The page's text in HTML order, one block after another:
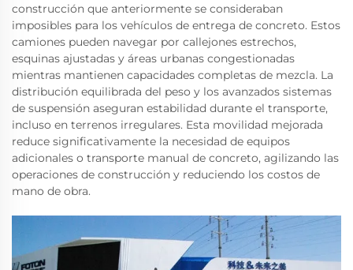
construcción que anteriormente se consideraban
imposibles para los vehículos de entrega de concreto. Estos
camiones pueden navegar por callejones estrechos,
esquinas ajustadas y áreas urbanas congestionadas
mientras mantienen capacidades completas de mezcla. La
distribución equilibrada del peso y los avanzados sistemas
de suspensión aseguran estabilidad durante el transporte,
incluso en terrenos irregulares. Esta movilidad mejorada
reduce significativamente la necesidad de equipos
adicionales o transporte manual de concreto, agilizando las
operaciones de construcción y reduciendo los costos de
mano de obra.